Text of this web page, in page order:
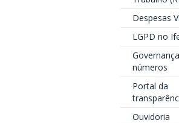
Despesas
LGPD no
números
Portal da
Ouvidoria